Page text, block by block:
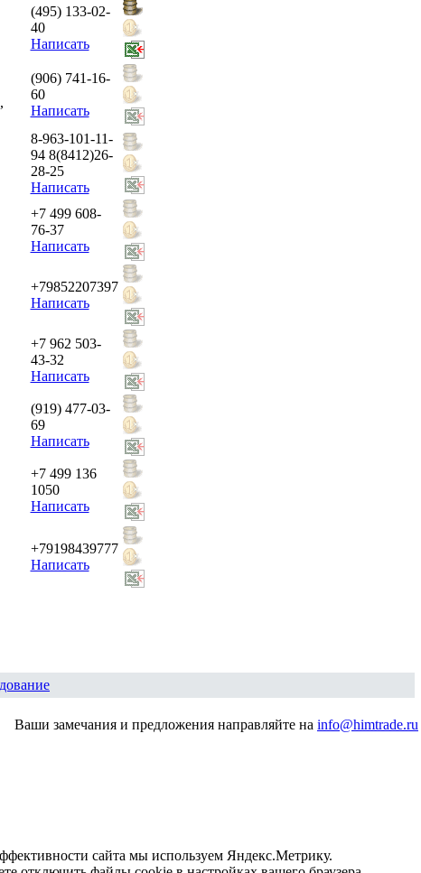
(495) 133-02-
40
Написать
(906) 741-16-
60
Написать
8-963-101-11-
94 8(8412)26-
28-25
Написать
+7 499 608-
76-37
Написать
+79852207397
Написать
+7 962 503-
43-32
Написать
(919) 477-03-
69
Написать
+7 499 136
1050
Написать
+79198439777
Написать
Ваши замечания и предложения направляйте на info@himtrade.ru
сайта мы используем Яндекс.Метрику.